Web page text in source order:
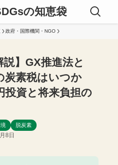
の知恵袋
政府・国際機関・NGO
説】GX推進法と
炭素税はいつか
投資と将来負担の
脱炭素
8日